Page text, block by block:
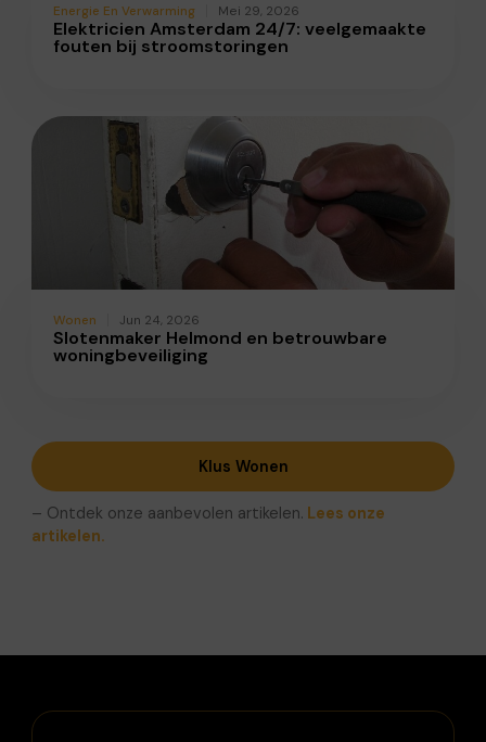
Energie En Verwarming Mei 29, 2026
Elektricien Amsterdam 24/7: veelgemaakte
fouten bij stroomstoringen
Wonen Jun 24, 2026
Slotenmaker Helmond en betrouwbare
woningbeveiliging
Klus Wonen
– Ontdek onze aanbevolen artikelen. Lees onze
artikelen.